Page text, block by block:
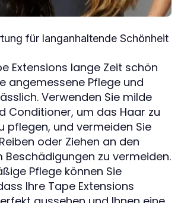
für langanhaltende Schönheit
Extensions lange Zeit schön
angemessene Pflege und
Verwenden Sie milde
Conditioner, um das Haar zu
pflegen, und vermeiden Sie
oder Ziehen an den
Beschädigungen zu vermeiden.
Pflege können Sie
Ihre Tape Extensions